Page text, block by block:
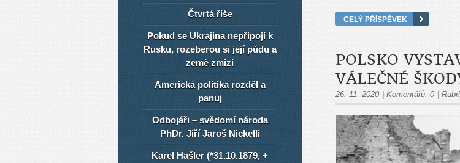
CELÝ PŘÍSPĚVEK
POLSKO
VÁLEČNÉ
26. 11. 2020 | Komentářů: 0 |
Čtvrtá říše
Pokud se Ukrajina nepřipojí k
Rusku, rozeberou si její půdu a
země zmizí
Americká politika rozděl a
panuj
Odbojáři – svědomí národa
PhDr. Jiří Jaroš Nickelli
Karel Hašler (*31.10.1879, +